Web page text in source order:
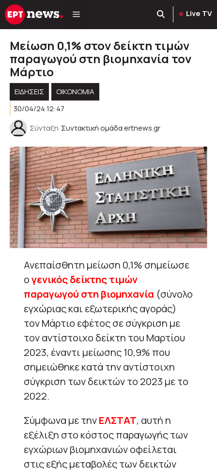
Μετάβαση
σε
Live TV
Μείωση 0,1% στον δείκτη τιμών
παραγωγού στη βιομηχανία τον
Μάρτιο
ΕΙΔΗΣΕΙΣ
ΟΙΚΟΝΟΜΙΑ
30/04/24 12:47
Σύνταξη Συντακτική ομάδα ertnews.gr
Ανεπαίσθητη μείωση 0,1% σημείωσε
ογενικός δείκτης τιμών
παραγωγού στη βιομηχανία (σύνολο
εγχώριας και εξωτερικής αγοράς)
τον Μάρτιο εφέτος σε σύγκριση με
τον αντίστοιχο δείκτη του Μαρτίου
2023, έναντι μείωσης 10,9% που
σημειώθηκε κατά την αντίστοιχη
σύγκριση των δεικτών το 2023 με το
2022.
Σύμφωνα με τηνΕΛΣΤΑΤ, αυτή η
εξέλιξη στο κόστος παραγωγής των
εγχώριων βιομηχανιών οφείλεται
στις εξής μεταβολές των δεικτών